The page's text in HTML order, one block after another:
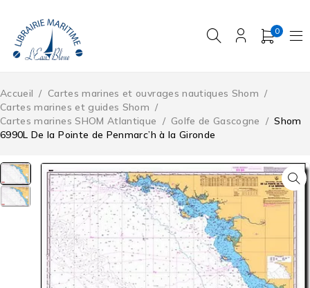
0
Accueil / Cartes marines et ouvrages nautiques Shom /
Cartes marines et guides Shom /
Cartes marines SHOM Atlantique / Golfe de Gascogne / Shom
6990L De la Pointe de Penmarc’h à la Gironde